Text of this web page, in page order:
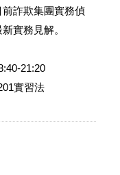
詐欺集團實務偵
實務見解。
21:20
實習法